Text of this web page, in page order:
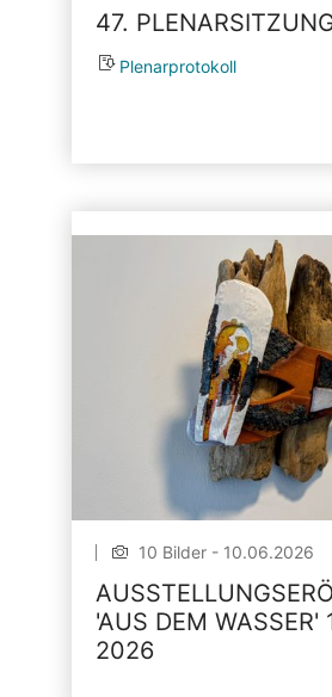
47.
Plenarprotokoll
10 Bilder - 10.06.2026
'AUS DEM WASSER'
2026